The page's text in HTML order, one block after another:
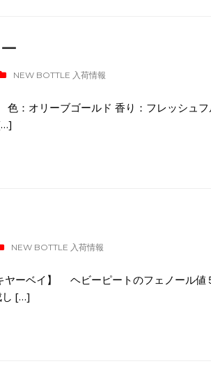
NEW BOTTLE 入荷情報
色：オリーブゴールド 香り：フレッシュ
NEW BOTTLE 入荷情報
ーベイ】 ヘビーピートのフェノール値
し […]